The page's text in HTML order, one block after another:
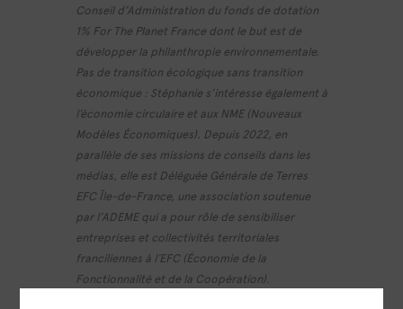
Conseil d’Administration du fonds de dotation
1% For The Planet France dont le but est de
développer la philanthropie environnementale.
Pas de transition écologique sans transition
économique : Stéphanie s’intéresse également à
l’économie circulaire et aux NME (Nouveaux
Modèles Économiques). Depuis 2022, en
parallèle de ses missions de conseils dans les
médias, elle est Déléguée Générale de Terres
EFC Île-de-France, une association soutenue
par l’ADEME qui a pour rôle de sensibiliser
entreprises et collectivités territoriales
franciliennes à l’EFC (Économie de la
Fonctionnalité et de la Coopération).